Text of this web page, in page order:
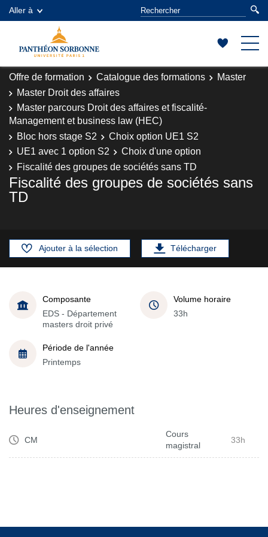
Aller à
Offre de formation Catalogue des formations
Master
Master Droit des affaires
Master parcours Droit des affaires et fiscalité-
Management et business law (HEC)
Bloc hors stage S2
Choix option UE1 S2
UE1 avec 1 option S2
Choix d'une option
Fiscalité des groupes de sociétés sans TD
Fiscalité des groupes de sociétés sans
TD
Ajouter à la sélection Télécharger
Composante
EDS - Département
masters droit privé
Volume horaire
33h
Période de l'année
Printemps
Heures d'enseignement
CM
Cours
magistral
33h